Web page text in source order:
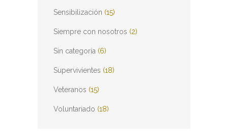
Sensibilización (15)
Siempre con nosotros (2)
Sin categoría (6)
Supervivientes (18)
Veteranos (15)
Voluntariado (18)